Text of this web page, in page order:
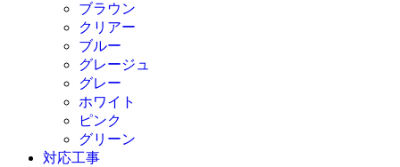
ブラウン
クリアー
ブルー
グレージュ
グレー
ホワイト
ピンク
グリーン
対応工事